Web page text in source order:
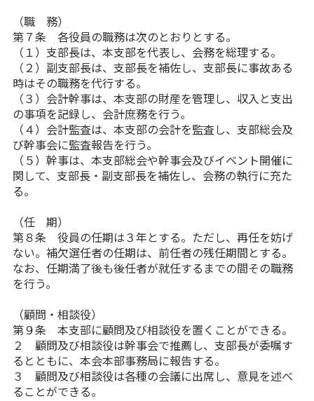
（職 務）
第７条 各役員の職務は次のとおりとする。
（１）支部長は、本支部を代表し、会務を総理する。
（２）副支部長は、支部長を補佐し、支部長に事故ある
時はその職務を代行する。
（３）会計幹事は、本支部の財産を管理し、収入と支出
の事項を記録し、会計庶務を行う。
（４）会計監査は、本支部の会計を監査し、支部総会及
び幹事会に監査報告を行う。
（５）幹事は、本支部総会や幹事会及びイベント開催に
関して、支部長・副支部長を補佐し、会務の執行に充た
る。
（任 期）
第８条 役員の任期は３年とする。ただし、再任を妨げ
ない。補欠選任者の任期は、前任者の残任期間とする。
なお、任期満了後も後任者が就任するまでの間その職務
を行う。
（顧問・相談役）
第９条 本支部に顧問及び相談役を置くことができる。
２ 顧問及び相談役は幹事会で推薦し、支部長が委嘱す
るとともに、本会本部事務局に報告する。
３ 顧問及び相談役は各種の会議に出席し、意見を述べ
ることができる。